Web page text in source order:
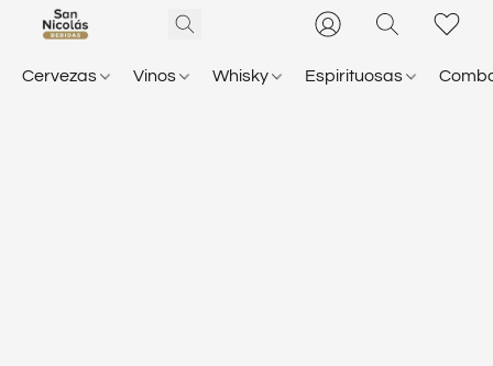
Cervezas Vinos Whisky Espirituosas